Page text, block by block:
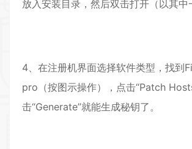
放入安装目录，然后双击打开（以其中
4、在注册机界面选择软件类型，找到
pro（按图示操作），点击“Patch
击“Generate”就能生成秘钥了。